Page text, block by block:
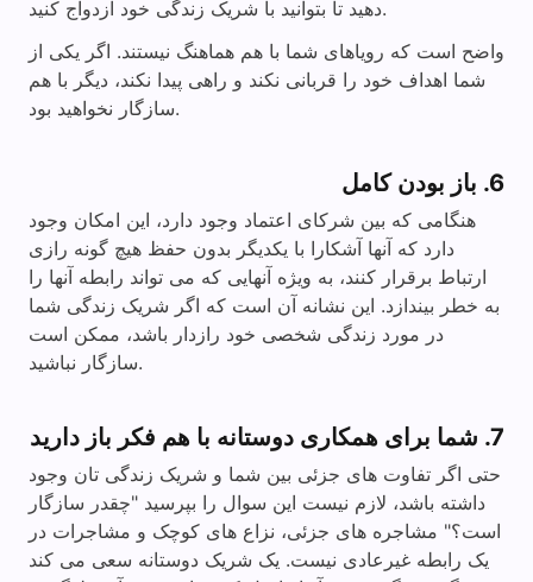
دهید تا بتوانید با شریک زندگی خود ازدواج کنید.
واضح است که رویاهای شما با هم هماهنگ نیستند. اگر یکی از
شما اهداف خود را قربانی نکند و راهی پیدا نکند، دیگر با هم
سازگار نخواهید بود.
6. باز بودن کامل
هنگامی که بین شرکای اعتماد وجود دارد، این امکان وجود
دارد که آنها آشکارا با یکدیگر بدون حفظ هیچ گونه رازی
ارتباط برقرار کنند، به ویژه آنهایی که می تواند رابطه آنها را
به خطر بیندازد. این نشانه آن است که اگر شریک زندگی شما
در مورد زندگی شخصی خود رازدار باشد، ممکن است
سازگار نباشید.
7. شما برای همکاری دوستانه با هم فکر باز دارید
حتی اگر تفاوت های جزئی بین شما و شریک زندگی تان وجود
داشته باشد، لازم نیست این سوال را بپرسید "چقدر سازگار
است؟" مشاجره های جزئی، نزاع های کوچک و مشاجرات در
یک رابطه غیرعادی نیست. یک شریک دوستانه سعی می کند